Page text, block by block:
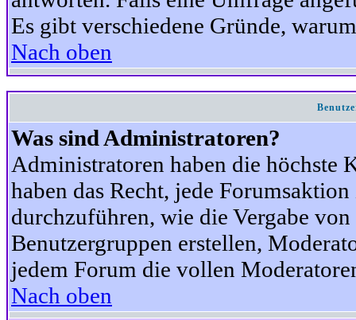
Es gibt verschiedene Gründe,
Nach oben
Was sind Administratoren?
Administratoren haben die höchste
haben das Recht, jede
durchzuführen, wie die Vergabe
Benutzergruppen erstellen,
jedem Forum die vollen
Nach oben